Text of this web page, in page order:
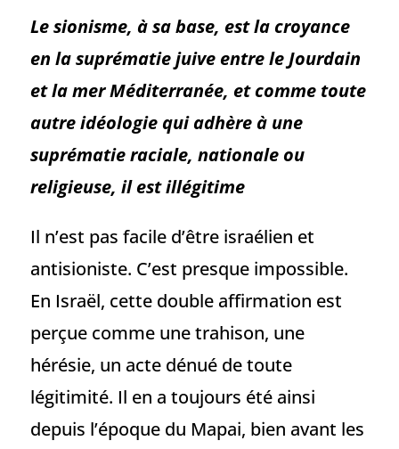
Le sionisme, à sa base, est la croyance
en la suprématie juive entre le Jourdain
et la mer Méditerranée, et comme toute
autre idéologie qui adhère à une
suprématie raciale, nationale ou
religieuse, il est illégitime
Il n’est pas facile d’être israélien et
antisioniste. C’est presque impossible.
En Israël, cette double affirmation est
perçue comme une trahison, une
hérésie, un acte dénué de toute
légitimité. Il en a toujours été ainsi
depuis l’époque du Mapai, bien avant les